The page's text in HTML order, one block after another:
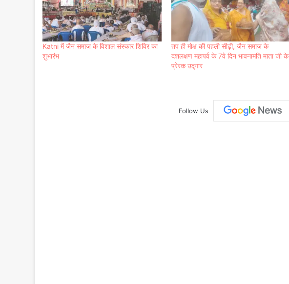
Katni में जैन समाज के विशाल संस्कार शिविर का
शुभारंभ
तप ही मोक्ष की पहली सीढ़ी, जैन समाज के
दशलक्षण महापर्व के 7वे दिन भावनामति माता जी के
प्रेरक उद्गार
Follow Us